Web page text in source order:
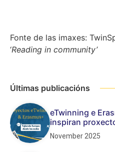
Fonte de las imaxes:
‘Reading in community’
Últimas publicacións
eTwinning e
inspiran
November 2025